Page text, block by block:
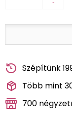
Szépítünk
Több mint
700